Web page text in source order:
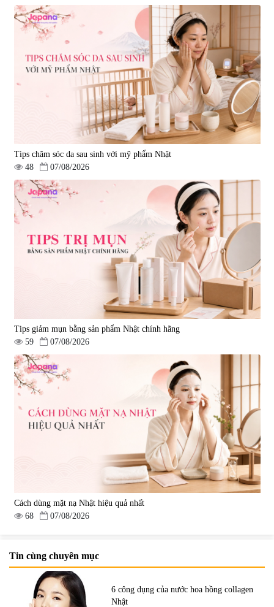
Tips chăm sóc da sau sinh với mỹ phẩm Nhật
48
07/08/2026
Tips giảm mụn bằng sản phẩm Nhật chính hãng
59
07/08/2026
Cách dùng mặt nạ Nhật hiệu quả nhất
68
07/08/2026
Tin cùng chuyên mục
6 công dụng của nước hoa hồng collagen
Nhật